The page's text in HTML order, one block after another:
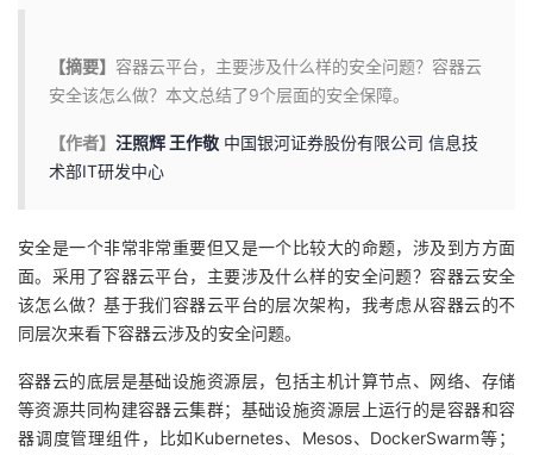
的
博
客
我
的
论
坛
我
的
圈
我
的
我
【摘要】 容器云平台，主要涉及什么样的安全问题？容器云
安全该怎么做？本文总结了9个层面的安全保障。
【作者】 汪照辉 王作敬 中国银河证券股份有限公司 信息技
术部IT研发中心
安全是一个非常非常重要但又是一个比较大的命题，涉及到方方面
面。采用了容器云平台，主要涉及什么样的安全问题？容器云安全
该怎么做？基于我们容器云平台的层次架构，我考虑从容器云的不
同层次来看下容器云涉及的安全问题。
容器云的底层是基础设施资源层，包括主机计算节点、网络、存储
等资源共同构建容器云集群；基础设施资源层上运行的是容器和容
器调度管理组件，比如Kubernetes、Mesos、DockerSwarm等；